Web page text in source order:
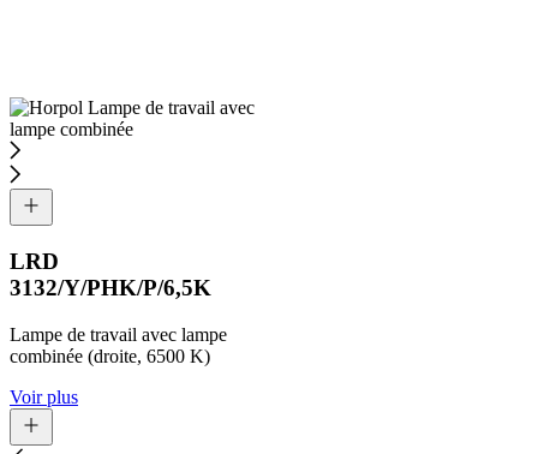
LRD
3132/Y/PHK/P/6,5K
Lampe de travail avec lampe
combinée (droite, 6500 K)
Voir plus